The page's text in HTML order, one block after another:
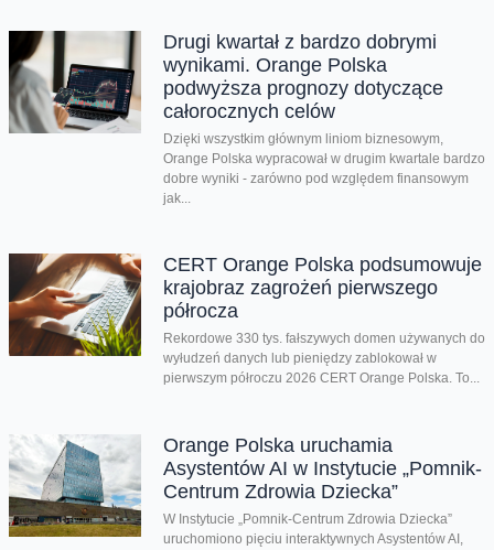
Drugi kwartał z bardzo dobrymi
wynikami. Orange Polska
podwyższa prognozy dotyczące
całorocznych celów
Dzięki wszystkim głównym liniom biznesowym,
Orange Polska wypracował w drugim kwartale bardzo
dobre wyniki - zarówno pod względem finansowym
jak...
CERT Orange Polska podsumowuje
krajobraz zagrożeń pierwszego
półrocza
Rekordowe 330 tys. fałszywych domen używanych do
wyłudzeń danych lub pieniędzy zablokował w
pierwszym półroczu 2026 CERT Orange Polska. To...
Orange Polska uruchamia
Asystentów AI w Instytucie „Pomnik-
Centrum Zdrowia Dziecka”
W Instytucie „Pomnik-Centrum Zdrowia Dziecka”
uruchomiono pięciu interaktywnych Asystentów AI,